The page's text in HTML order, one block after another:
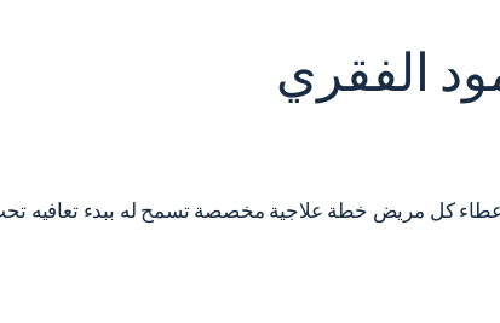
الفقري
إعطاء كل مريض خطة علاجية مخصصة تسمح له ببدء تعافيه